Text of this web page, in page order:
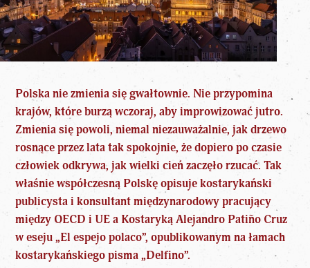
Polska nie zmienia się gwałtownie. Nie przypomina
krajów, które burzą wczoraj, aby improwizować jutro.
Zmienia się powoli, niemal niezauważalnie, jak drzewo
rosnące przez lata tak spokojnie, że dopiero po czasie
człowiek odkrywa, jak wielki cień zaczęło rzucać. Tak
właśnie współczesną Polskę opisuje kostarykański
publicysta i konsultant międzynarodowy pracujący
między OECD i UE a Kostaryką Alejandro Patiño Cruz
w eseju „El espejo polaco”, opublikowanym na łamach
kostarykańskiego pisma „Delfino”.